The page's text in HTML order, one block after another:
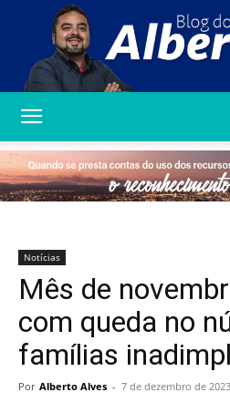
Notícias
Mês de
com queda no
famílias
Por Alberto Alves - 7 de dezembro de 2023